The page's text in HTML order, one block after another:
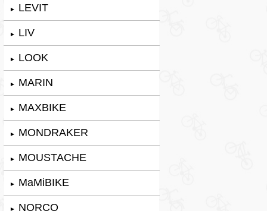
► LEVIT
► LIV
► LOOK
► MARIN
► MAXBIKE
► MONDRAKER
► MOUSTACHE
► MaMiBIKE
► NORCO